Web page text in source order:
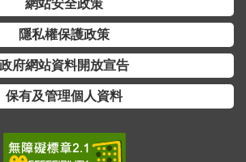
網站安全政策
隱私權保護政策
政府網站資料開放宣告
保有及管理個人資料